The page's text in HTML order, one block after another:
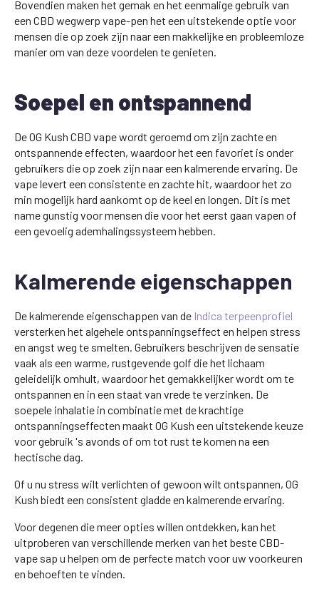
Bovendien maken het gemak en het eenmalige gebruik van
een CBD wegwerp vape-pen het een uitstekende optie voor
mensen die op zoek zijn naar een makkelijke en probleemloze
manier om van deze voordelen te genieten.
Soepel en ontspannend
De OG Kush CBD vape wordt geroemd om zijn zachte en
ontspannende effecten, waardoor het een favoriet is onder
gebruikers die op zoek zijn naar een kalmerende ervaring. De
vape levert een consistente en zachte hit, waardoor het zo
min mogelijk hard aankomt op de keel en longen. Dit is met
name gunstig voor mensen die voor het eerst gaan vapen of
een gevoelig ademhalingssysteem hebben.
Kalmerende eigenschappen
De kalmerende eigenschappen van de Indica terpeenprofiel
versterken het algehele ontspanningseffect en helpen stress
en angst weg te smelten. Gebruikers beschrijven de sensatie
vaak als een warme, rustgevende golf die het lichaam
geleidelijk omhult, waardoor het gemakkelijker wordt om te
ontspannen en in een staat van vrede te verzinken. De
soepele inhalatie in combinatie met de krachtige
ontspanningseffecten maakt OG Kush een uitstekende keuze
voor gebruik 's avonds of om tot rust te komen na een
hectische dag.
Of u nu stress wilt verlichten of gewoon wilt ontspannen, OG
Kush biedt een consistent gladde en kalmerende ervaring.
Voor degenen die meer opties willen ontdekken, kan het
uitproberen van verschillende merken van het beste CBD-
vape sap u helpen om de perfecte match voor uw voorkeuren
en behoeften te vinden.